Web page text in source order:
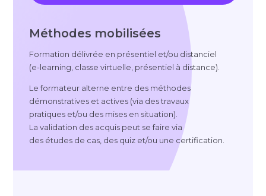
Méthodes mobilisées
Formation délivrée en présentiel et/ou distanciel
(e-learning , classe virtuelle, présentiel à distance).
Le formateur alterne entre des méthodes
démonstratives et actives (via des travaux
pratiques et/ou des mises en situation).
La validation des acquis peut se faire via
des études de cas, des quiz et/ou une certification.